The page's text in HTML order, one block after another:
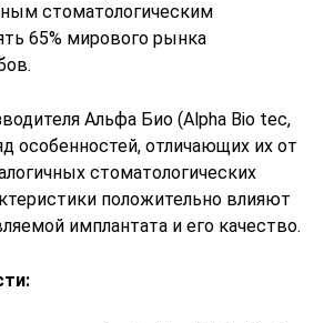
стоматологическим
65% мирового рынка
Альфа Био (Alpha Bio tec,
особенностей, отличающих их от
стоматологических
положительно влияют
имплантата и его качество.